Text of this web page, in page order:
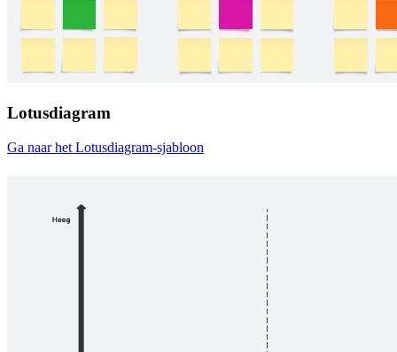
Lotusdiagram
Ga naar het Lotusdiagram-sjabloon